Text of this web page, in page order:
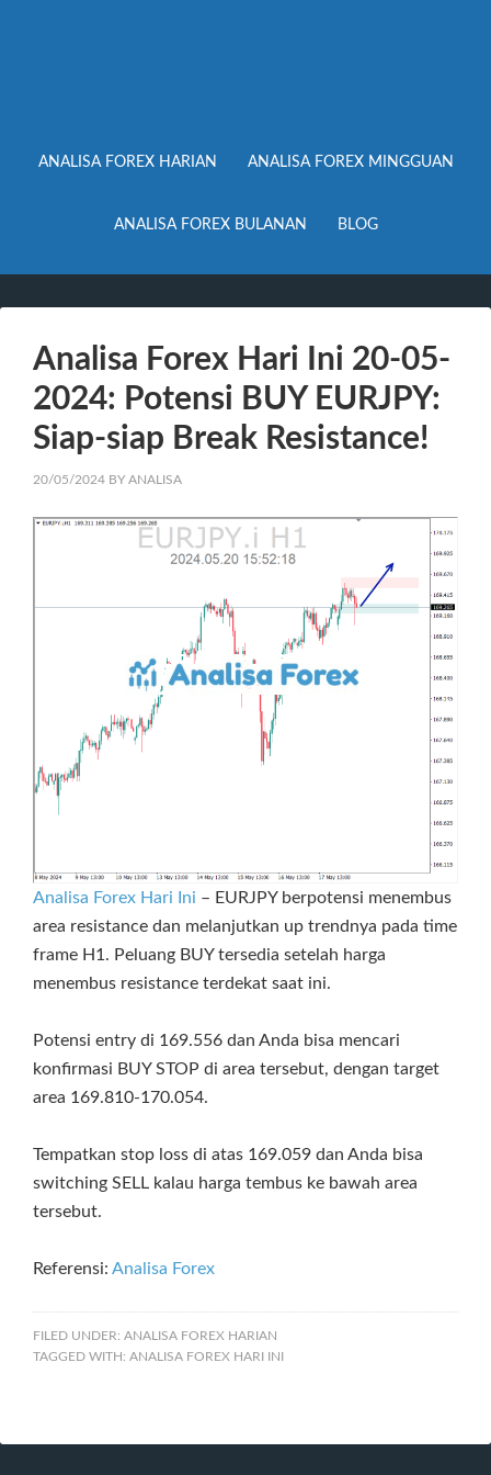
ANALISA FOREX HARIAN ANALISA FOREX MINGGUAN
ANALISA FOREX BULANAN BLOG
Analisa Forex Hari Ini 20-05-
2024: Potensi BUY EURJPY:
Siap-siap Break Resistance!
20/05/2024 BY ANALISA
Analisa Forex Hari Ini – EURJPY berpotensi menembus
area resistance dan melanjutkan up trendnya pada time
frame H1. Peluang BUY tersedia setelah harga
menembus resistance terdekat saat ini.
Potensi entry di 169.556 dan Anda bisa mencari
konfirmasi BUY STOP di area tersebut, dengan target
area 169.810-170.054.
Tempatkan stop loss di atas 169.059 dan Anda bisa
switching SELL kalau harga tembus ke bawah area
tersebut.
Referensi: Analisa Forex
FILED UNDER: ANALISA FOREX HARIAN
TAGGED WITH: ANALISA FOREX HARI INI